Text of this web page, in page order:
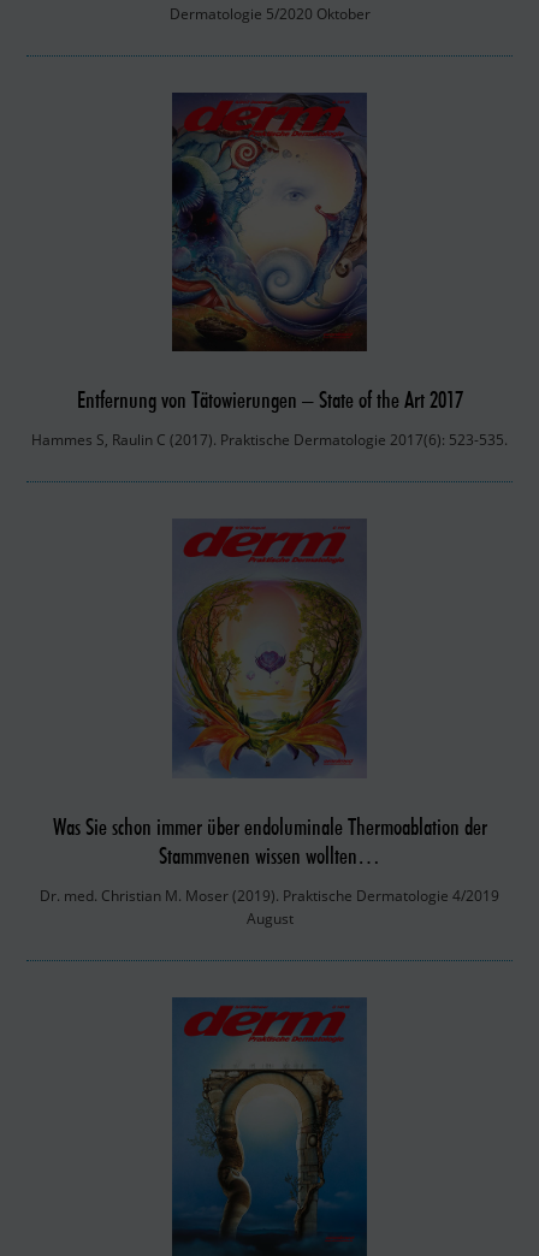
Dermatologie 5/2020 Oktober
Entfernung von Tätowierungen – State of the Art 2017
Hammes S, Raulin C (2017). Praktische Dermatologie 2017(6): 523-535.
Was Sie schon immer über endoluminale Thermoablation der
Stammvenen wissen wollten…
Dr. med. Christian M. Moser (2019). Praktische Dermatologie 4/2019
August